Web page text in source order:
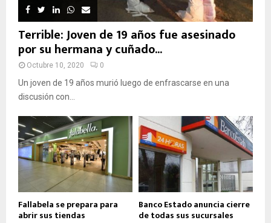
Terrible: Joven de 19 años fue asesinado
por su hermana y cuñado...
Octubre 10, 2020 0
Un joven de 19 años murió luego de enfrascarse en una
discusión con...
Fallabela se prepara para
abrir sus tiendas
Banco Estado anuncia cierre
de todas sus sucursales